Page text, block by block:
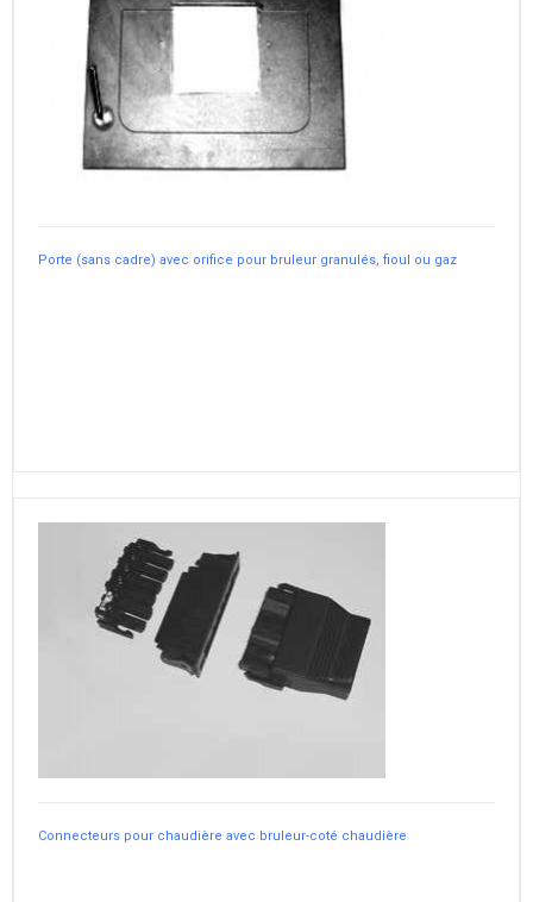
Porte (sans cadre) avec orifice pour bruleur granulés, fioul ou gaz
Connecteurs pour chaudière avec bruleur-coté chaudière